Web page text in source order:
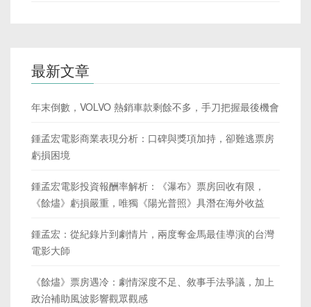
最新文章
年末倒數，VOLVO 熱銷車款剩餘不多，手刀把握最後機會
鍾孟宏電影商業表現分析：口碑與獎項加持，卻難逃票房
虧損困境
鍾孟宏電影投資報酬率解析：《瀑布》票房回收有限，
《餘燼》虧損嚴重，唯獨《陽光普照》具潛在海外收益
鍾孟宏：從紀錄片到劇情片，兩度奪金馬最佳導演的台灣
電影大師
《餘燼》票房遇冷：劇情深度不足、敘事手法爭議，加上
政治補助風波影響觀眾觀感